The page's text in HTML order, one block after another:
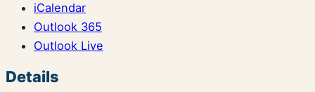
iCalendar
Outlook 365
Outlook Live
Details